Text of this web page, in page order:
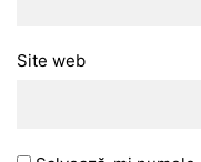
Site web